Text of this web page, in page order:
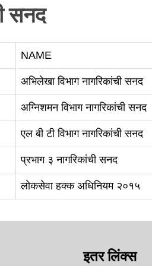
सनद
NAME
अभिलेखा विभाग नागरिकांची सनद
अग्निशमन विभाग नागरिकांची सनद
एल बी टी विभाग नागरिकांची सनद
प्रभाग ३ नागरिकांची सनद
लोकसेवा हक्क अधिनियम २०१५
इतर लिंक्स